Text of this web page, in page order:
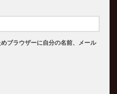
ブラウザーに自分の名前、メール